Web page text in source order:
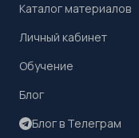
Каталог материалов
Личный кабинет
Обучение
Блог
Блог в Телеграм